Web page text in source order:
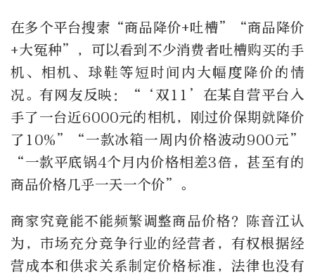
在多个平台搜索“商品降价+吐槽”“商品降价
+大冤种”，可以看到不少消费者吐槽购买的手
机、相机、球鞋等短时间内大幅度降价的情
况。有网友反映：“‘双11’在某自营平台入
手了一台近6000元的相机，刚过价保期就降价
了10%”“一款冰箱一周内价格波动900元”
“一款平底锅4个月内价格相差3倍，甚至有的
商品价格几乎一天一个价”。
商家究竟能不能频繁调整商品价格？陈音江认
为，市场充分竞争行业的经营者，有权根据经
营成本和供求关系制定价格标准，法律也没有